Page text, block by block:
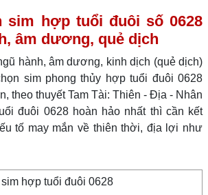
sim hợp tuổi đuôi số 0628
âm dương, quẻ dịch
hành, âm dương, kinh dịch (quẻ dịch)
sim phong thủy hợp tuổi đuôi 0628
theo thuyết Tam Tài: Thiên - Địa - Nhân
đuôi 0628 hoàn hảo nhất thì cần kết
tố may mắn về thiên thời, địa lợi như
hợp tuổi đuôi 0628